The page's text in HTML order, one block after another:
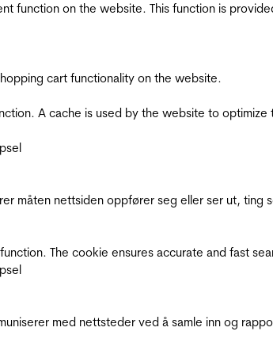
function on the website. This function is
cart functionality on the website.
A cache is used by the website to
måten nettsiden oppfører seg eller ser ut,
The cookie ensures accurate and fast
med nettsteder ved å samle inn og